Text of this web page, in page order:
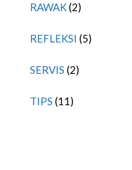
RAWAK(2)
REFLEKSI (5)
SERVIS (2)
TIPS (11)